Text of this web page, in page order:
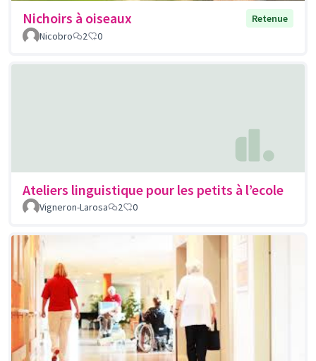
Nichoirs à oiseaux
Retenue
Nicobro
2 0
Ateliers linguistique pour les petits à l’ecole
Vigneron-Larosa 2 0